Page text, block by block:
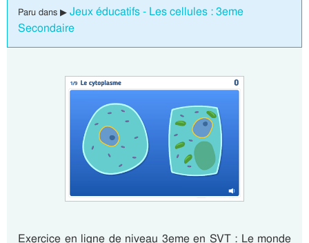
Paru dans ▶ Jeux éducatifs - Les cellules : 3eme
Secondaire
Exercice en ligne de niveau 3eme en SVT : Le monde